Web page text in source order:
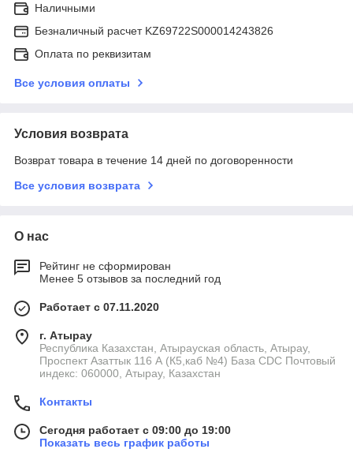
Наличными
Безналичный расчет KZ69722S000014243826
Оплата по реквизитам
Все условия оплаты
Условия возврата
Возврат товара в течение 14 дней по договоренности
Все условия возврата
О нас
Рейтинг не сформирован
Менее 5 отзывов за последний год
Работает с 07.11.2020
г. Атырау
Республика Казахстан, Атырауская область, Атырау,
Проспект Азаттык 116 А (К5,каб №4) База CDC Почтовый
индекс: 060000, Атырау, Казахстан
Контакты
Сегодня работает с 09:00 до 19:00
Показать весь график работы